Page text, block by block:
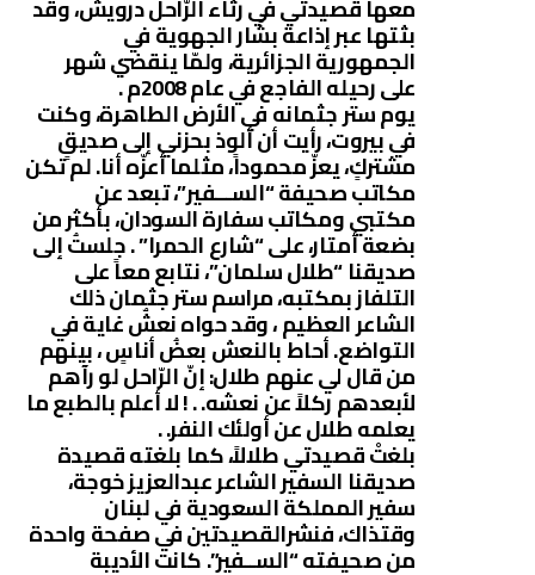
معها قصيدتي في رثاء الرّاحل درويش، وقد
بثتها عبر إذاعة بشّار الجهوية في
الجمهورية الجزائرية، ولمّا ينقضي شهر
على رحيله الفاجع في عام 2008م .
يوم ستر جثمانه في الأرض الطاهرة، وكنت
في بيروت، رأيت أن ألوذ بحزني إلى صديقٍ
مشتركٍ، يعزّ محموداً، مثلما أعزّه أنا. لم تكن
مكاتب صحيفة “الســـفير”، تبعد عن
مكتبي ومكاتب سفارة السودان، بأكثر من
بضعة أمتار، على “شارع الحمرا” . جلستُ إلى
صديقنا “طلال سلمان”، نتابع معاً على
التلفاز بمكتبه، مراسم ستر جثمان ذلك
الشاعر العظيم ، وقد حواه نعشٌ غاية في
التواضع. أحاط بالنعش بعضُ أناسٍ ، بينهم
من قال لي عنهم طلال: إنّ الرّاحل لو رآهم
لأبعدهم ركلاً عن نعشه. . ! لا أعلم بالطبع ما
يعلمه طلال عن أولئك النفر. .
بلغتْ قصيدتي طلالاً، كما بلغته قصيدة
صديقنا السفير الشاعر عبدالعزيز خوجة،
سفير المملكة السعودية في لبنان
وقتذاك، فنشرالقصيدتين في صفحة واحدة
من صحيفته “الســفير”. كانت الأديبة